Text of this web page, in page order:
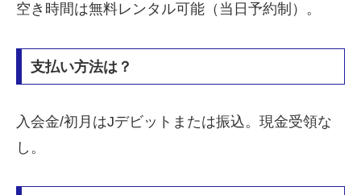
空き時間は無料レンタル可能（当日予約制）。
支払い方法は？
入会金/初月はJデビットまたは振込。現金受領な
し。